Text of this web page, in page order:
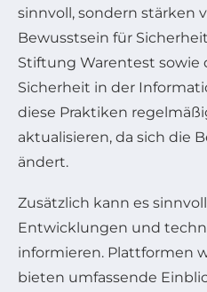
sinnvoll, sondern stärken
Bewusstsein für
Stiftung Warentest sowie
Sicherheit in der
diese Praktiken
aktualisieren, da sich die
ändert.
Zusätzlich kann es
Entwicklungen und
informieren. Plattformen
bieten umfassende